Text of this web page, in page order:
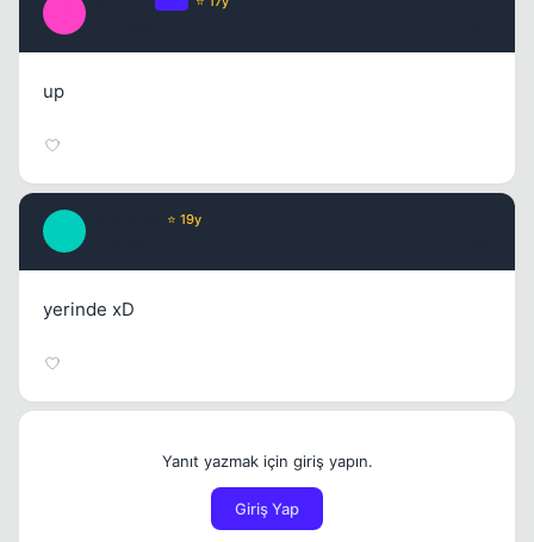
up
⭐ 19y
yerinde xD
Yanıt yazmak için giriş yapın.
Giriş Yap